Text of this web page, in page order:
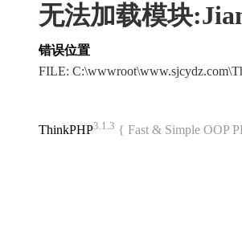
无法加载模块
错误位置
FILE:
ThinkPHP3.1.3 { Fast & Simple OOP